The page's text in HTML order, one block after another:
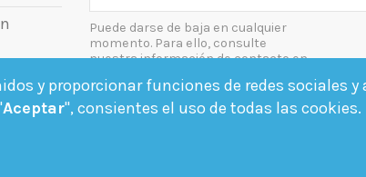
Puede darse de baja en cualquier
momento. Para ello, consulte
nuestra información de contacto en
Acepto las condiciones generales y la
y proporcionar funciones de redes sociales
Aceptar", consientes el uso de todas las cookies.